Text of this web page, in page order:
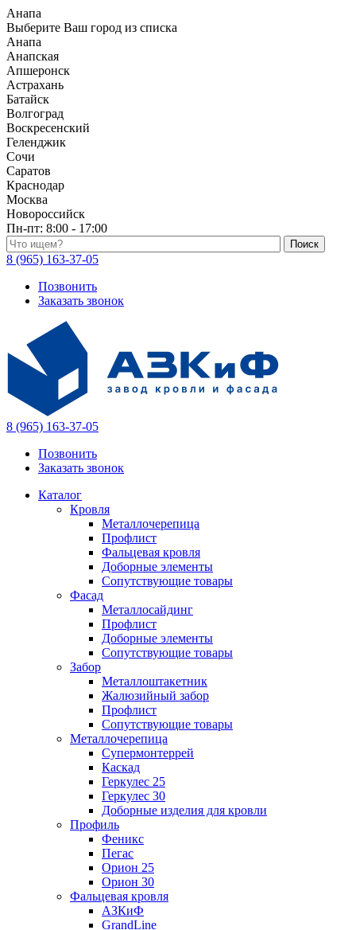
Анапа
Выберите Ваш город из списка
Анапа
Анапская
Апшеронск
Астрахань
Батайск
Волгоград
Воскресенский
Геленджик
Сочи
Саратов
Краснодар
Москва
Новороссийск
Пн-пт: 8:00 - 17:00
Поиск по каталогу
8 (965) 163-37-05
Позвонить
Заказать звонок
8 (965) 163-37-05
Позвонить
Заказать звонок
Каталог
Кровля
Металлочерепица
Профлист
Фальцевая кровля
Доборные элементы
Сопутствующие товары
Фасад
Металлосайдинг
Профлист
Доборные элементы
Сопутствующие товары
Забор
Металлоштакетник
Жалюзийный забор
Профлист
Сопутствующие товары
Металлочерепица
Супермонтеррей
Каскад
Геркулес 25
Геркулес 30
Доборные изделия для кровли
Профиль
Феникс
Пегас
Орион 25
Орион 30
Фальцевая кровля
АЗКиФ
GrandLine